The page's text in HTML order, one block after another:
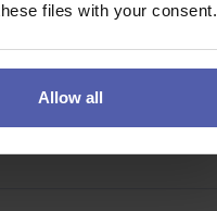
files with your consent.
Allow all
bylo správně. Ne